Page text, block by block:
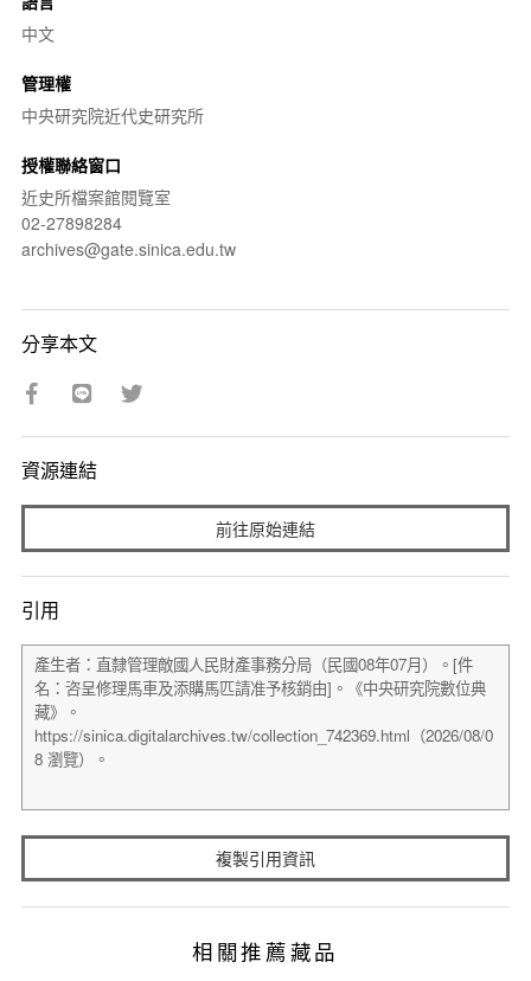
中文
管理權
中央研究院近代史研究所
授權聯絡窗口
近史所檔案館閱覽室
02-27898284
archives@gate.sinica.edu.tw
分享本文
資源連結
前往原始連結
引用
複製引用資訊
相關推薦藏品